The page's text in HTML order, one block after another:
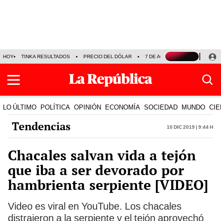
HOY TINKA RESULTADOS PRECIO DEL DÓLAR 7 DE AGOSTO OLLANTA
LO ÚLTIMO POLÍTICA OPINIÓN ECONOMÍA SOCIEDAD MUNDO
Tendencias 10 Dic 2019 | 9:44 h
Chacales salvan vida a tejón
que iba a ser devorado por
hambrienta serpiente [VIDEO]
Video es viral en YouTube. Los chacales
distrajeron a la serpiente y el tejón aprovechó